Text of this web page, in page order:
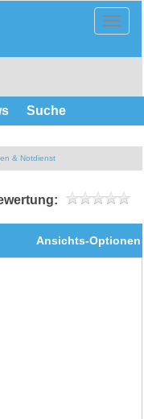
Suche
& Notdienst
Ansichts-Optionen